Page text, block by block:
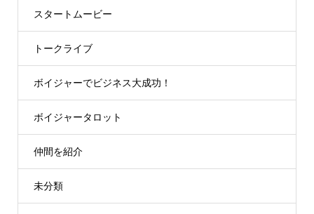
スタートムービー
トークライブ
ボイジャーでビジネス大成功！
ボイジャータロット
仲間を紹介
未分類